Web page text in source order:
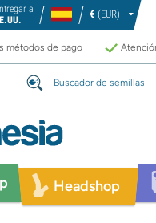
a
€ (EUR)
métodos de pago
Buscador de semillas
Headshop